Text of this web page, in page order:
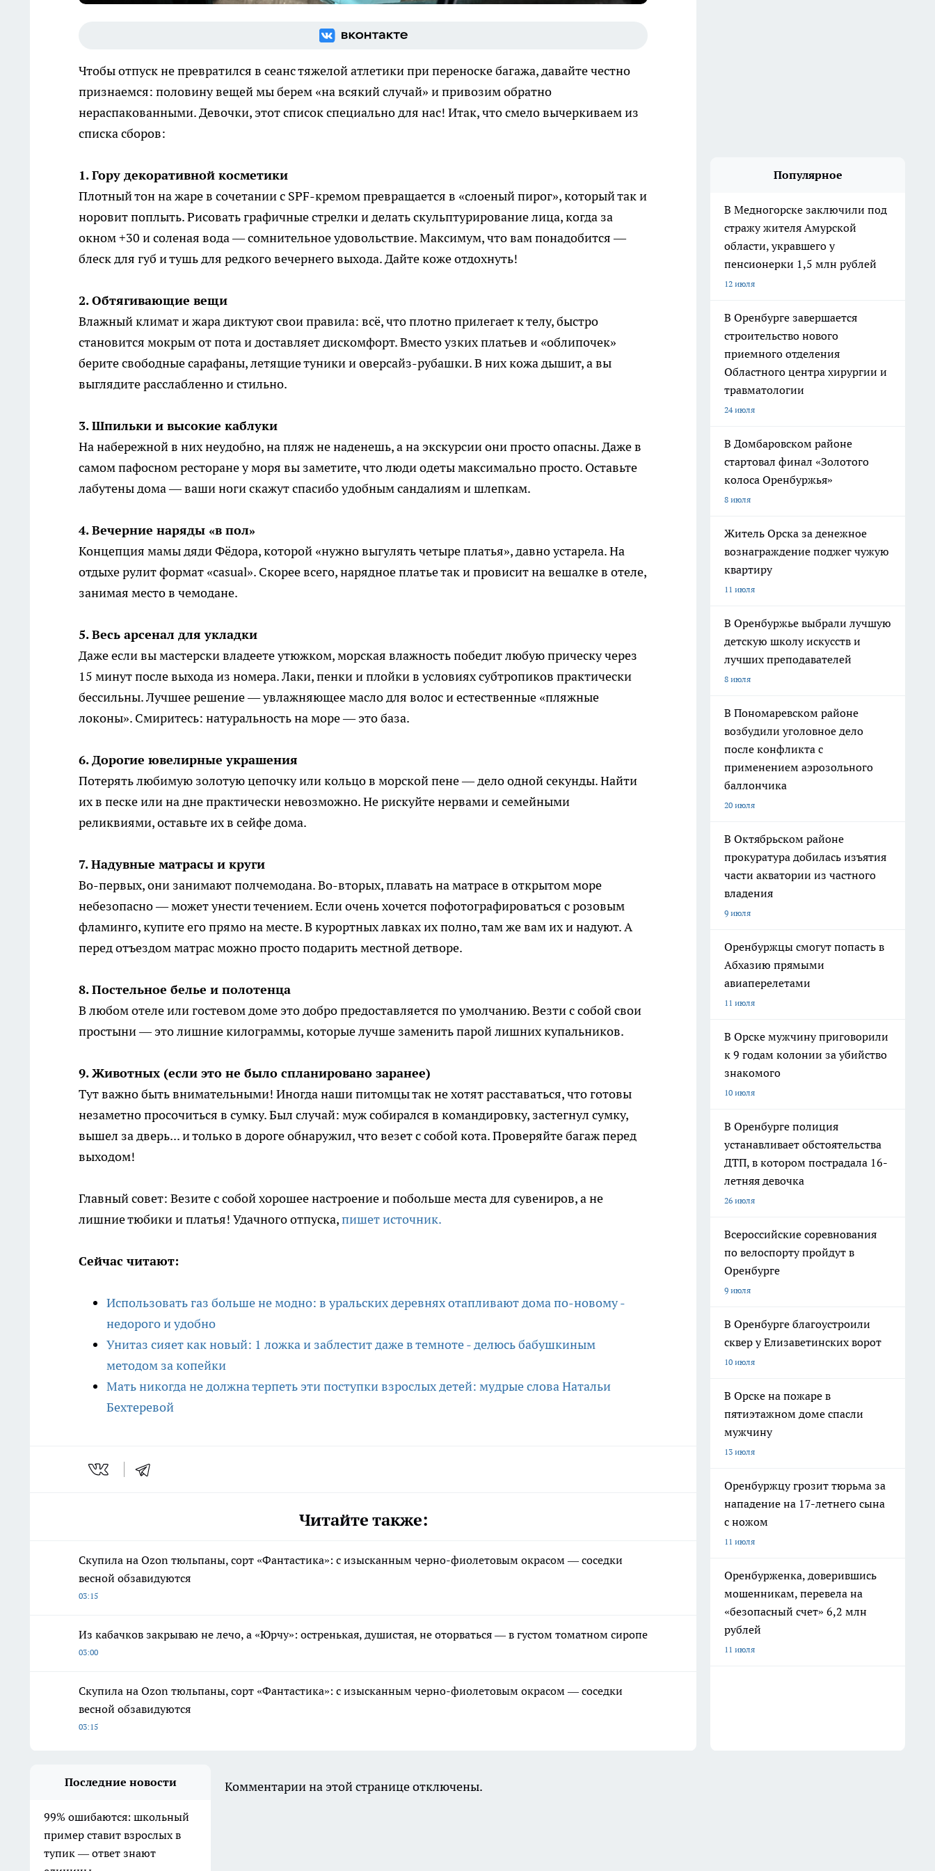
Чтобы отпуск не превратился в сеанс тяжелой атлетики при переноске багажа, давайте честно
признаемся: половину вещей мы берем «на всякий случай» и привозим обратно
нераспакованными. Девочки, этот список специально для нас! Итак, что смело вычеркиваем из
списка сборов:
1. Гору декоративной косметики
Плотный тон на жаре в сочетании с SPF-кремом превращается в «слоеный пирог», который так и
норовит поплыть. Рисовать графичные стрелки и делать скульптурирование лица, когда за
окном +30 и соленая вода — сомнительное удовольствие. Максимум, что вам понадобится —
блеск для губ и тушь для редкого вечернего выхода. Дайте коже отдохнуть!
2. Обтягивающие вещи
Влажный климат и жара диктуют свои правила: всё, что плотно прилегает к телу, быстро
становится мокрым от пота и доставляет дискомфорт. Вместо узких платьев и «облипочек»
берите свободные сарафаны, летящие туники и оверсайз-рубашки. В них кожа дышит, а вы
выглядите расслабленно и стильно.
3. Шпильки и высокие каблуки
На набережной в них неудобно, на пляж не наденешь, а на экскурсии они просто опасны. Даже в
самом пафосном ресторане у моря вы заметите, что люди одеты максимально просто. Оставьте
лабутены дома — ваши ноги скажут спасибо удобным сандалиям и шлепкам.
4. Вечерние наряды «в пол»
Концепция мамы дяди Фёдора, которой «нужно выгулять четыре платья», давно устарела. На
отдыхе рулит формат «casual». Скорее всего, нарядное платье так и провисит на вешалке в отеле,
занимая место в чемодане.
5. Весь арсенал для укладки
Даже если вы мастерски владеете утюжком, морская влажность победит любую прическу через
15 минут после выхода из номера. Лаки, пенки и плойки в условиях субтропиков практически
бессильны. Лучшее решение — увлажняющее масло для волос и естественные «пляжные
локоны». Смиритесь: натуральность на море — это база.
6. Дорогие ювелирные украшения
Потерять любимую золотую цепочку или кольцо в морской пене — дело одной секунды. Найти
их в песке или на дне практически невозможно. Не рискуйте нервами и семейными
реликвиями, оставьте их в сейфе дома.
7. Надувные матрасы и круги
Во-первых, они занимают полчемодана. Во-вторых, плавать на матрасе в открытом море
небезопасно — может унести течением. Если очень хочется пофотографироваться с розовым
фламинго, купите его прямо на месте. В курортных лавках их полно, там же вам их и надуют. А
перед отъездом матрас можно просто подарить местной детворе.
8. Постельное белье и полотенца
В любом отеле или гостевом доме это добро предоставляется по умолчанию. Везти с собой свои
простыни — это лишние килограммы, которые лучше заменить парой лишних купальников.
9. Животных (если это не было спланировано заранее)
Тут важно быть внимательными! Иногда наши питомцы так не хотят расставаться, что готовы
незаметно просочиться в сумку. Был случай: муж собирался в командировку, застегнул сумку,
вышел за дверь... и только в дороге обнаружил, что везет с собой кота. Проверяйте багаж перед
выходом!
Главный совет: Везите с собой хорошее настроение и побольше места для сувениров, а не
лишние тюбики и платья! Удачного отпуска,пишет источник.
Сейчас читают:
Использовать газ больше не модно: в уральских деревнях отапливают дома по-новому -
недорого и удобно
Унитаз сияет как новый: 1 ложка и заблестит даже в темноте - делюсь бабушкиным
методом за копейки
Мать никогда не должна терпеть эти поступки взрослых детей: мудрые слова Натальи
Бехтеревой
Читайте также:
Скупила на Ozon тюльпаны, сорт «Фантастика»: с изысканным черно-фиолетовым окрасом — соседки
весной обзавидуются
03:15
Из кабачков закрываю не лечо, а «Юрчу»: остренькая, душистая, не оторваться — в густом томатном сиропе
03:00
Скупила на Ozon тюльпаны, сорт «Фантастика»: с изысканным черно-фиолетовым окрасом — соседки
весной обзавидуются
03:15
Популярное
В Медногорске заключили под
стражу жителя Амурской
области, укравшего у
пенсионерки 1,5 млн рублей
12 июля
В Оренбурге завершается
строительство нового
приемного отделения
Областного центра хирургии и
травматологии
24 июля
В Домбаровском районе
стартовал финал «Золотого
колоса Оренбуржья»
8 июля
Житель Орска за денежное
вознаграждение поджег чужую
квартиру
11 июля
В Оренбуржье выбрали лучшую
детскую школу искусств и
лучших преподавателей
8 июля
В Пономаревском районе
возбудили уголовное дело
после конфликта с
применением аэрозольного
баллончика
20 июля
В Октябрьском районе
прокуратура добилась изъятия
части акватории из частного
владения
9 июля
Оренбуржцы смогут попасть в
Абхазию прямыми
авиаперелетами
11 июля
В Орске мужчину приговорили
к 9 годам колонии за убийство
знакомого
10 июля
В Оренбурге полиция
устанавливает обстоятельства
ДТП, в котором пострадала 16-
летняя девочка
26 июля
Всероссийские соревнования
по велоспорту пройдут в
Оренбурге
9 июля
В Оренбурге благоустроили
сквер у Елизаветинских ворот
10 июля
В Орске на пожаре в
пятиэтажном доме спасли
мужчину
13 июля
Оренбуржцу грозит тюрьма за
нападение на 17-летнего сына
с ножом
11 июля
Оренбурженка, доверившись
мошенникам, перевела на
«безопасный счет» 6,2 млн
рублей
11 июля
Последние новости
99% ошибаются: школьный
пример ставит взрослых в
тупик — ответ знают
Комментарии на этой странице отключены.